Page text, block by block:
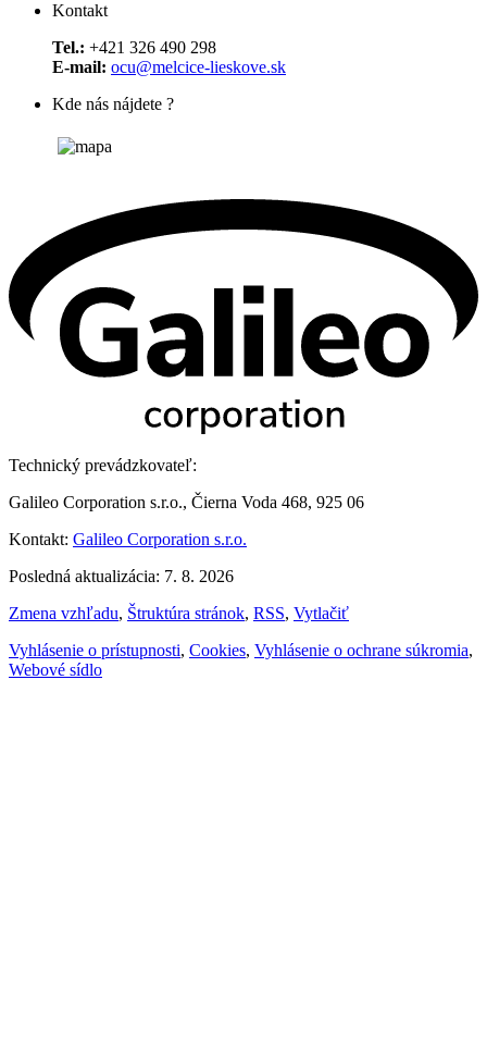
Kontakt
Tel.: +421 326 490 298
E-mail: ocu@melcice-lieskove.sk
Kde nás nájdete ?
Technický prevádzkovateľ:
Galileo Corporation s.r.o., Čierna Voda 468, 925 06
Kontakt: Galileo Corporation s.r.o.
Posledná aktualizácia: 7. 8. 2026
Zmena vzhľadu, Štruktúra stránok, RSS, Vytlačiť
Vyhlásenie o prístupnosti, Cookies, Vyhlásenie o ochrane súkromia,
Webové sídlo